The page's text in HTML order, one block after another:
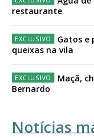
restaurante
Gatos e
queixas na vila
Maçã,
Bernardo
Notícias